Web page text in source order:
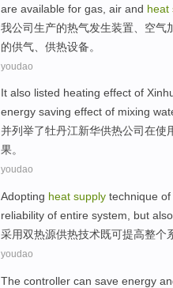
are available for gas , air and heat
我公司生产的热气发生装置、 空气
的供气 、供热设备。
youdao
It also listed heating effect of
energy saving effect of mixing
并列举了牡丹江新华供热公司在使
果。
youdao
Adopting heat supply technique of
reliability of entire system but also
采用双热源供热技术既可提高整个
youdao
The controller can save energy